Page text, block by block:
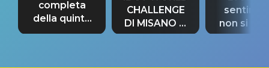
completa
della quinta
tappa
CHALLENGE
DI MISANO si
riconferma
non si
fino alla